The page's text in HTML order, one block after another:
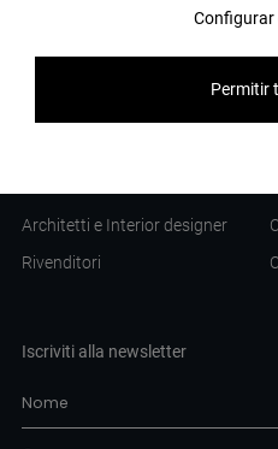
Università di Bergen
Architetti e Interior designer
Rivenditori
Iscriviti alla newsletter
Configurar
Permitir